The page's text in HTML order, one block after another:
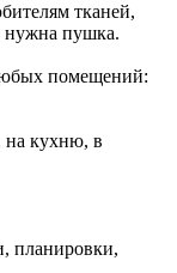
тканей,
нужна пушка.
помещений:
на кухню, в
планировки,